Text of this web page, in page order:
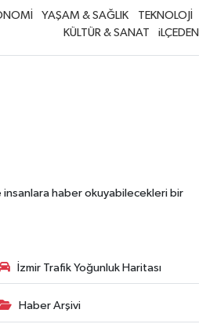
YAŞAM & SAĞLIK
TEKNOLOJİ
KÜLTÜR & SANAT
iLÇEDEN
insanlara haber okuyabilecekleri bir
İzmir Trafik Yoğunluk Haritası
Haber Arşivi